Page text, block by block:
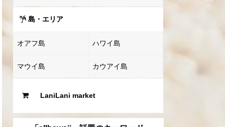
島・エリア
オアフ島 ハワイ島
マウイ島 カウアイ島
LaniLani market